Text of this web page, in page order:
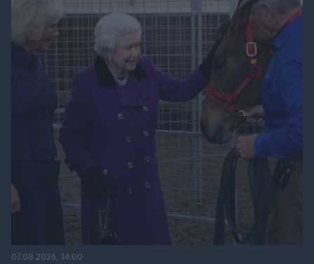
07.08.2026, 14:00